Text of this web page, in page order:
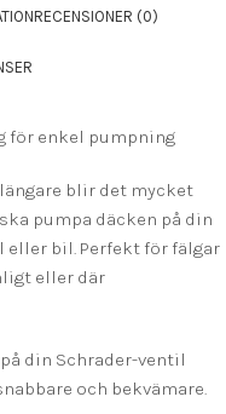
RECENSIONER (0)
för enkel pumpning
blir det mycket
pumpa däcken på din
bil. Perfekt för fälgar
eller där
din Schrader-ventil
och bekvämare.